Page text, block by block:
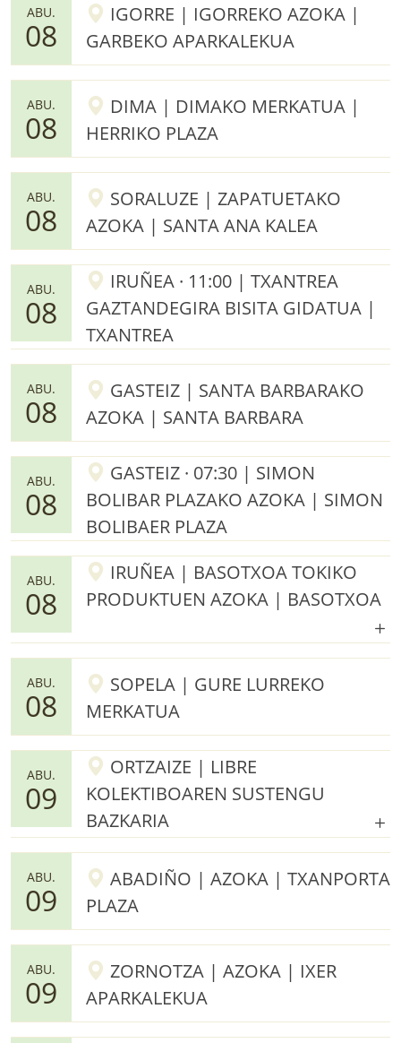
ABU.
08
IGORRE | IGORREKO AZOKA |
GARBEKO APARKALEKUA
ABU.
08
DIMA | DIMAKO MERKATUA |
HERRIKO PLAZA
ABU.
08
SORALUZE | ZAPATUETAKO
AZOKA | SANTA ANA KALEA
ABU.
08
IRUÑEA · 11:00 | TXANTREA
GAZTANDEGIRA BISITA GIDATUA |
TXANTREA
ABU.
08
GASTEIZ | SANTA BARBARAKO
AZOKA | SANTA BARBARA
ABU.
08
GASTEIZ · 07:30 | SIMON
BOLIBAR PLAZAKO AZOKA | SIMON
BOLIBAER PLAZA
ABU.
08
IRUÑEA | BASOTXOA TOKIKO
PRODUKTUEN AZOKA | BASOTXOA
ABU.
08
SOPELA | GURE LURREKO
MERKATUA
ABU.
09
ORTZAIZE | LIBRE
KOLEKTIBOAREN SUSTENGU
BAZKARIA
ABU.
09
ABADIÑO | AZOKA | TXANPORTA
PLAZA
ABU.
09
ZORNOTZA | AZOKA | IXER
APARKALEKUA